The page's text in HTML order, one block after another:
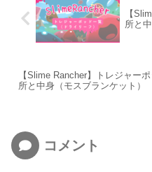
【
所と
【Slime Rancher】トレジャー
所と中身（モスブランケット）
コメント